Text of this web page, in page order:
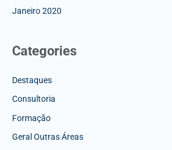
Janeiro 2020
Categories
Destaques
Consultoria
Formação
Geral Outras Áreas